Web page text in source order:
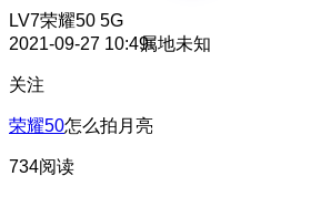
LV7荣耀50 5G
2021-09-27 10:49属地未知
关注
荣耀50怎么拍月亮
734阅读